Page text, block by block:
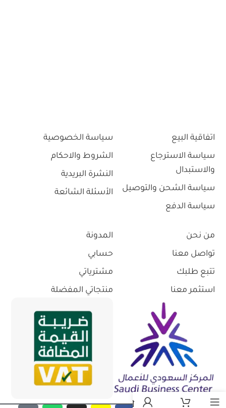
اتفاقية البيع
سياسة الاسترجاع
والاستبدال
سياسة الشحن والتوصيل
سياسة الدفع
سياسة الخصوصية
الشروط والاحكام
النشرة البريدية
الأسئلة الشائعة
من نحن
تواصل معنا
تتبع طلبك
استثمر معنا
المدونة
حسابي
مشترياتي
منتجاتي المفضلة